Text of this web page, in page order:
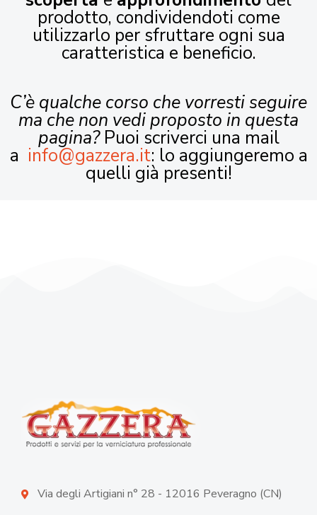
prodotto, condividendoti come
utilizzarlo per sfruttare ogni sua
caratteristica e beneficio.
C’è qualche corso che vorresti seguire
ma che non vedi proposto in questa
pagina?Puoi scriverci una mail
a info@gazzera.it: lo aggiungeremo a
quelli già presenti!
Via degli Artigiani n° 28 - 12016 Peveragno (CN)